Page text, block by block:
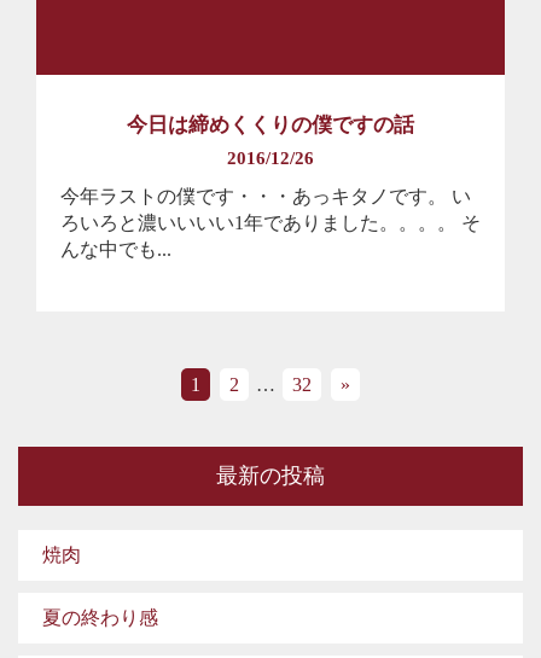
今日は締めくくりの僕ですの話
2016/12/26
今年ラストの僕です・・・あっキタノです。 い
ろいろと濃いいいい1年でありました。。。。 そ
んな中でも...
1 2 … 32 »
最新の投稿
焼肉
夏の終わり感